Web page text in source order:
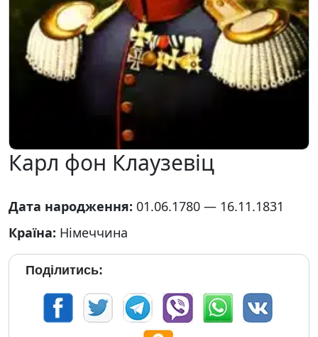
Карл фон Клаузевіц
Дата народження: 01.06.1780 — 16.11.1831
Країна: Німеччина
Поділитись: